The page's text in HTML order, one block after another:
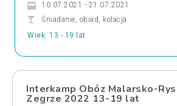
10.07.2021 - 21.07.2021
Śniadanie, obiad, kolacja
Wiek: 13 - 19 lat
Interkamp Obóz Malarsko-
Zegrze 2022 13-19 lat